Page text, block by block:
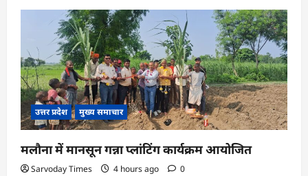
उत्तर प्रदेश मुख्य समाचार
मलौना में मानसून गन्ना प्लांटिंग कार्यक्रम आयोजित
Sarvoday Times 4 hours ago 0